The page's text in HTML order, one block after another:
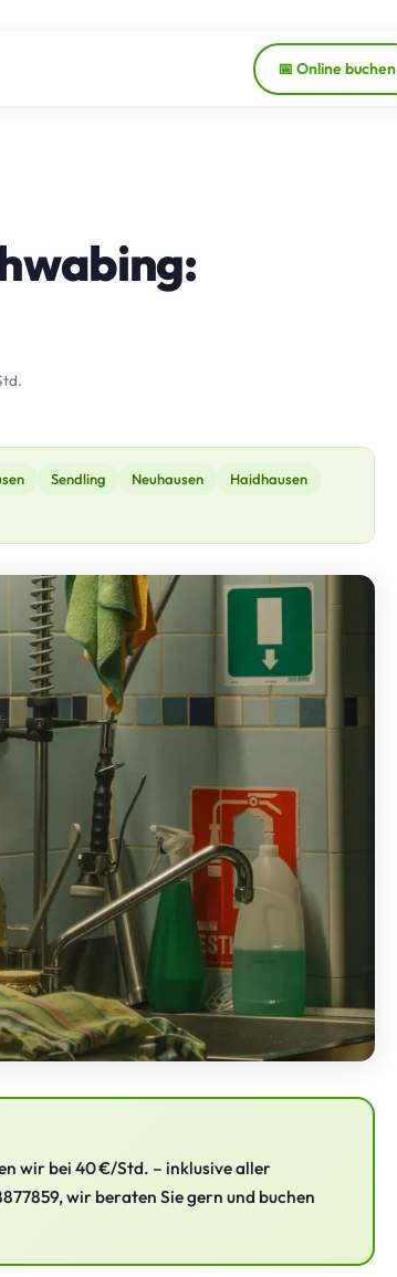
📅 Online buchen
Sendling Neuhausen
Haidhausen
wir bei 40 €/Std. – inklusive aller
wir beraten Sie gern und buchen